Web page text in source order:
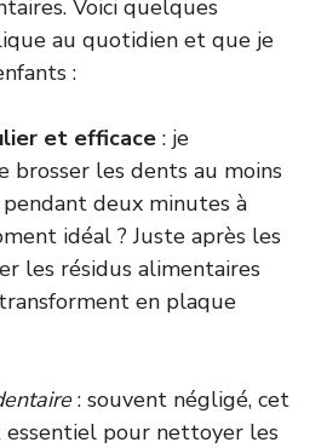
Voici quelques
au quotidien et que je
:
et efficace : je
brosser les dents au moins
deux minutes à
idéal ? Juste après les
les résidus alimentaires
en plaque
: souvent négligé, cet
pour nettoyer les